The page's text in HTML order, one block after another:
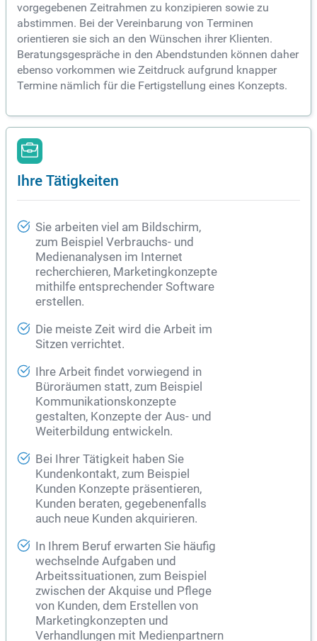
vorgegebenen Zeitrahmen zu konzipieren sowie zu
abstimmen. Bei der Vereinbarung von Terminen
orientieren sie sich an den Wünschen ihrer Klienten.
Beratungsgespräche in den Abendstunden können daher
ebenso vorkommen wie Zeitdruck aufgrund knapper
Termine nämlich für die Fertigstellung eines Konzepts.
Ihre Tätigkeiten
Sie arbeiten viel am Bildschirm,
zum Beispiel Verbrauchs- und
Medienanalysen im Internet
recherchieren, Marketingkonzepte
mithilfe entsprechender Software
erstellen.
Die meiste Zeit wird die Arbeit im
Sitzen verrichtet.
Ihre Arbeit findet vorwiegend in
Büroräumen statt, zum Beispiel
Kommunikationskonzepte
gestalten, Konzepte der Aus- und
Weiterbildung entwickeln.
Bei Ihrer Tätigkeit haben Sie
Kundenkontakt, zum Beispiel
Kunden Konzepte präsentieren,
Kunden beraten, gegebenenfalls
auch neue Kunden akquirieren.
In Ihrem Beruf erwarten Sie häufig
wechselnde Aufgaben und
Arbeitssituationen, zum Beispiel
zwischen der Akquise und Pflege
von Kunden, dem Erstellen von
Marketingkonzepten und
Verhandlungen mit Medienpartnern